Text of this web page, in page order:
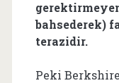
bahsederek)
terazidir.
Peki